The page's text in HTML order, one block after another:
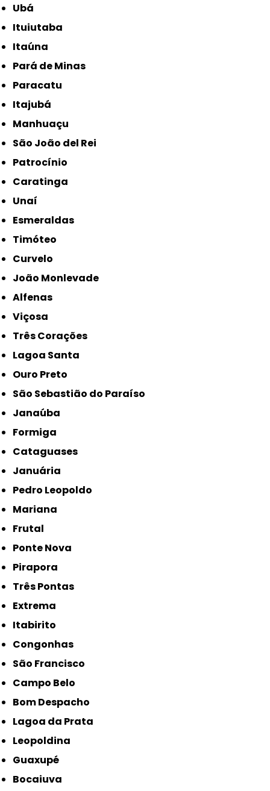
Ubá
Ituiutaba
Itaúna
Pará de Minas
Paracatu
Itajubá
Manhuaçu
São João del Rei
Patrocínio
Caratinga
Unaí
Esmeraldas
Timóteo
Curvelo
João Monlevade
Alfenas
Viçosa
Três Corações
Lagoa Santa
Ouro Preto
São Sebastião do Paraíso
Janaúba
Formiga
Cataguases
Januária
Pedro Leopoldo
Mariana
Frutal
Ponte Nova
Pirapora
Três Pontas
Extrema
Itabirito
Congonhas
São Francisco
Campo Belo
Bom Despacho
Lagoa da Prata
Leopoldina
Guaxupé
Bocaiuva